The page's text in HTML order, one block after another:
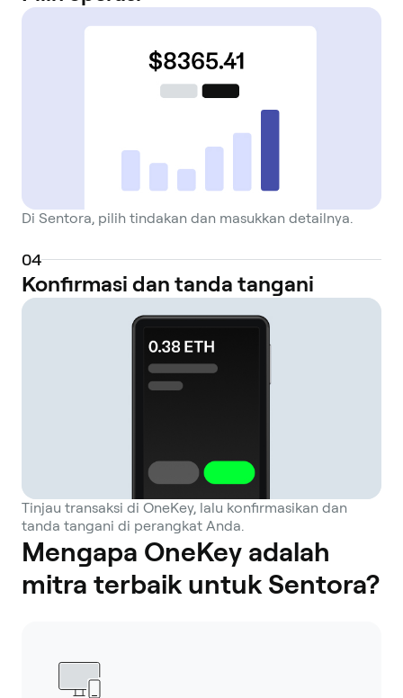
Di Sentora, pilih tindakan dan masukkan detailnya.
04
Konfirmasi dan tanda tangani
Tinjau transaksi di OneKey, lalu konfirmasikan dan
tanda tangani di perangkat Anda.
Mengapa OneKey adalah
mitra terbaik untuk Sentora?